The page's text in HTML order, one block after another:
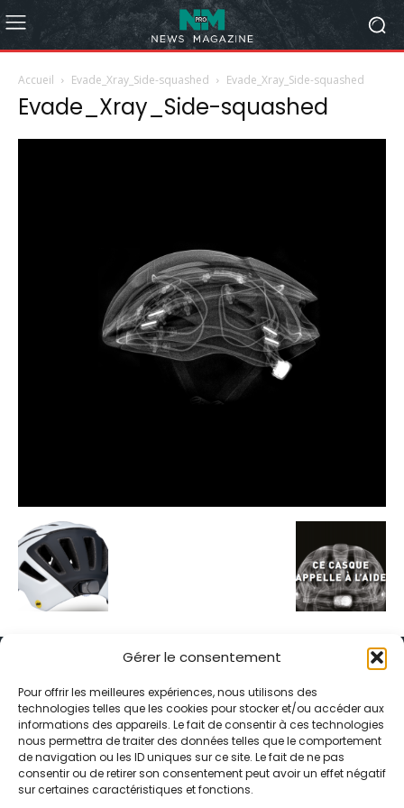
Gérer le consentement
Pour offrir les meilleures expériences, nous utilisons des
technologies telles que les cookies pour stocker et/ou accéder aux
informations des appareils. Le fait de consentir à ces technologies
nous permettra de traiter des données telles que le comportement
de navigation ou les ID uniques sur ce site. Le fait de ne pas
consentir ou de retirer son consentement peut avoir un effet négatif
sur certaines caractéristiques et fonctions.
Accueil Evade_Xray_Side-squashed Evade_Xray_Side-squashed
Evade_Xray_Side-squashed
Alternative Média est une agence de relations presse et de
relations publiques basée à Grenoble. Depuis 1995, elle conçoit et
pilote des stratégies de visibilité en France et à l’international
grâce à un réseau d’agences partenaires.